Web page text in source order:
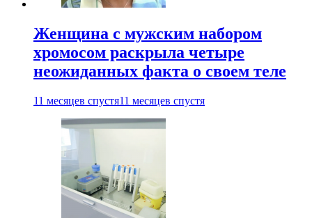
Женщина с мужским набором
хромосом раскрыла четыре
неожиданных факта о своем теле
11 месяцев спустя11 месяцев спустя